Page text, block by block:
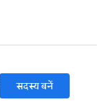
सदस्य बनें